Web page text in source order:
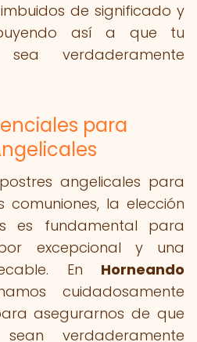
de significado y
así a que tu
verdaderamente
para
angelicales para
comuniones, la elección
es fundamental para
excepcional y una
En Horneando
cuidadosamente
asegurarnos de que
verdaderamente